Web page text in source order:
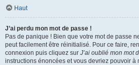
Haut
J’ai perdu mon mot de passe !
Pas de panique ! Bien que votre mot de passe
peut facilement être réinitialisé. Pour ce faire,
connexion puis cliquez sur J’ai oublié mon mot
instructions énoncées et vous devriez pouvoir à